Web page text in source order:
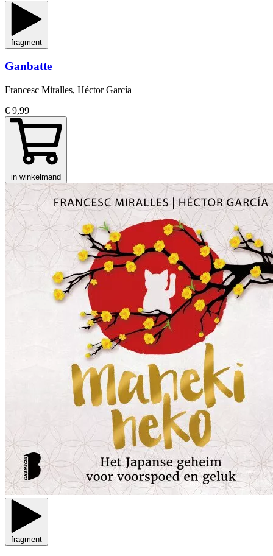
fragment
Ganbatte
Francesc Miralles, Héctor García
€ 9,99
in winkelmand
fragment